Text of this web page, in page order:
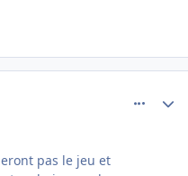
pas le jeu et